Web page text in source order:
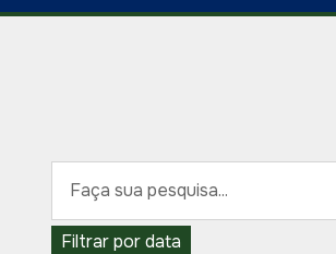
Filtrar por data